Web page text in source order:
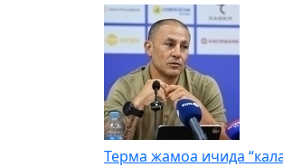
Терма жамоа ичида